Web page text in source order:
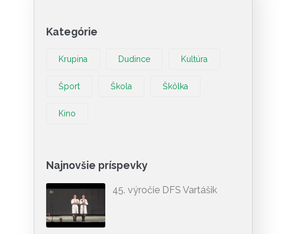
Kategórie
Krupina Dudince Kultúra
Šport Škola Škôlka
Kino
Najnovšie príspevky
45. výročie DFS Vartášik